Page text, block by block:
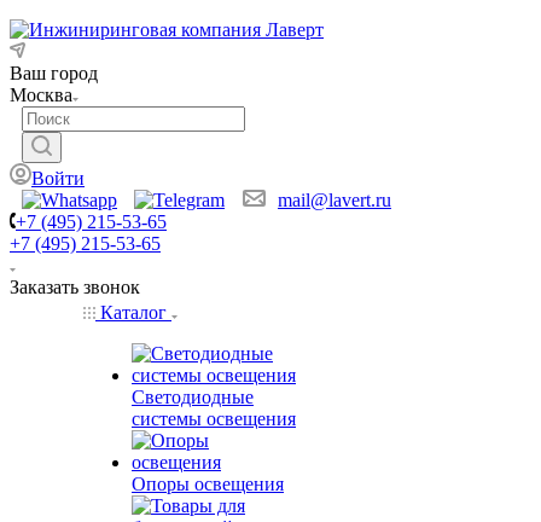
Ваш город
Москва
Войти
mail@lavert.ru
+7 (495) 215-53-65
+7 (495) 215-53-65
Заказать звонок
Каталог
Светодиодные
системы освещения
Опоры освещения